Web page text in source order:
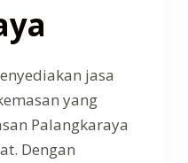
jasa
yang
Palangkaraya
Dengan